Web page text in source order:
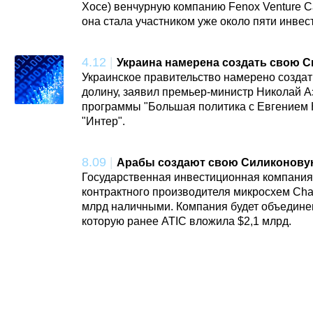
Хосе) венчурную компанию Fenox Venture
она стала участником уже около пяти
4.12
Украина намерена создать свою
Украинское правительство намерено
долину, заявил премьер-министр Николай
программы "Большая политика с Евгением
"Интер".
8.09
Арабы создают свою
Государственная инвестиционная
контрактного производителя микросхем
млрд наличными. Компания будет
которую ранее ATIC вложила $2,1 млрд.